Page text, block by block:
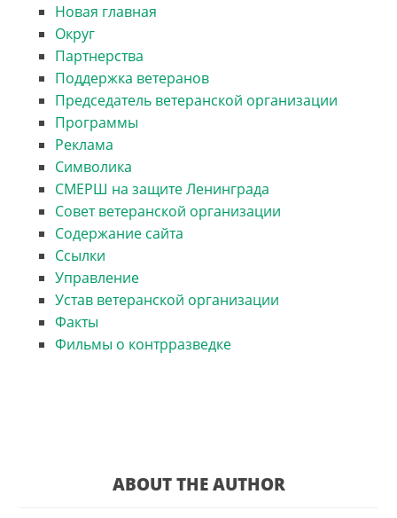
Новая главная
Округ
Партнерства
Поддержка ветеранов
Председатель ветеранской организации
Программы
Реклама
Символика
СМЕРШ на защите Ленинграда
Совет ветеранской организации
Содержание сайта
Ссылки
Управление
Устав ветеранской организации
Факты
Фильмы о контрразведке
ABOUT THE AUTHOR